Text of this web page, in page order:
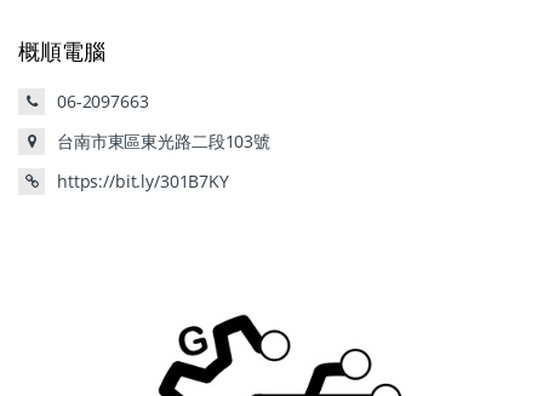
概順電腦
06-2097663
台南市東區東光路二段103號
https://bit.ly/301B7KY